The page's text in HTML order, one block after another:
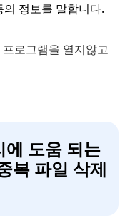
정보를 말합니다.
로그램을 열지않고
도움 되는
복 파일 삭제